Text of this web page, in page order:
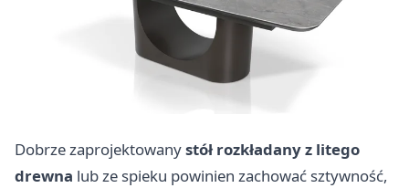
Dobrze zaprojektowanystół rozkładany z litego
drewna lub ze spieku powinien zachować sztywność,